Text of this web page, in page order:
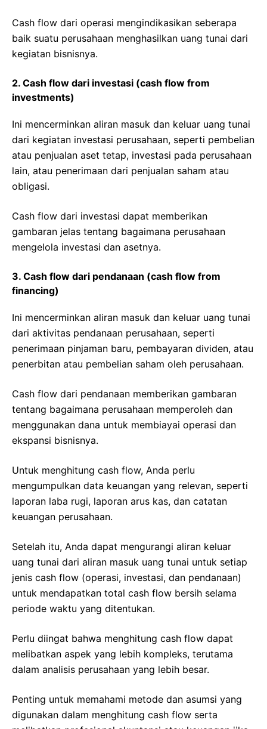
Cash flow dari operasi mengindikasikan seberapa
baik suatu perusahaan menghasilkan uang tunai dari
kegiatan bisnisnya.
2. Cash flow dari investasi (cash flow from
investments)
Ini mencerminkan aliran masuk dan keluar uang tunai
dari kegiatan investasi perusahaan, seperti pembelian
atau penjualan aset tetap, investasi pada perusahaan
lain, atau penerimaan dari penjualan saham atau
obligasi.
Cash flow dari investasi dapat memberikan
gambaran jelas tentang bagaimana perusahaan
mengelola investasi dan asetnya.
3. Cash flow dari pendanaan (cash flow from
financing)
Ini mencerminkan aliran masuk dan keluar uang tunai
dari aktivitas pendanaan perusahaan, seperti
penerimaan pinjaman baru, pembayaran dividen, atau
penerbitan atau pembelian saham oleh perusahaan.
Cash flow dari pendanaan memberikan gambaran
tentang bagaimana perusahaan memperoleh dan
menggunakan dana untuk membiayai operasi dan
ekspansi bisnisnya.
Untuk menghitung cash flow, Anda perlu
mengumpulkan data keuangan yang relevan, seperti
laporan laba rugi, laporan arus kas, dan catatan
keuangan perusahaan.
Setelah itu, Anda dapat mengurangi aliran keluar
uang tunai dari aliran masuk uang tunai untuk setiap
jenis cash flow (operasi, investasi, dan pendanaan)
untuk mendapatkan total cash flow bersih selama
periode waktu yang ditentukan.
Perlu diingat bahwa menghitung cash flow dapat
melibatkan aspek yang lebih kompleks, terutama
dalam analisis perusahaan yang lebih besar.
Penting untuk memahami metode dan asumsi yang
digunakan dalam menghitung cash flow serta